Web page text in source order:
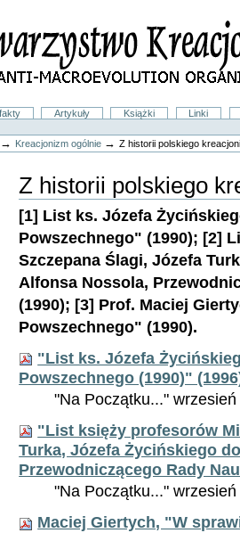
Artykuły Książki
Linki
→ Kreacjonizm ogólnie →Z historii polskiego
Z historii polskiego
[1] List ks. Józefa
Powszechnego" (1990); [2]
Szczepana Ślagi, Józefa
Alfonsa Nossola,
(1990); [3] Prof. Maciej
Powszechnego" (1990).
"List ks. Józefa
Powszechnego (1990)"
"Na Początku..."
"List księży profesorów
Turka, Józefa Życińskiego
Przewodniczącego Rady
"Na Początku..."
Maciej Giertych, "W